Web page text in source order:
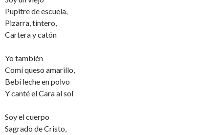
Pupitre de escuela,
Pizarra, tintero,
Cartera y catón
Yo también
Comí queso amarillo,
Bebí leche en polvo
Y canté el Cara al sol
Soy el cuerpo
Sagrado de Cristo,